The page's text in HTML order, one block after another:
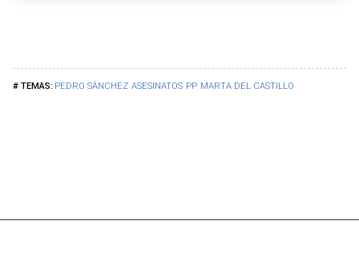
PEDRO SÁNCHEZ ASESINATOS PP MARTA DEL CASTILLO